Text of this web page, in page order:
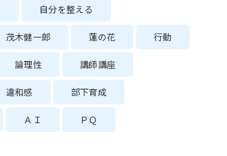
自分を整える
茂木健一郎 蓮の花 行動
論理性 講師講座
違和感 部下育成
ＡＩ ＰＱ